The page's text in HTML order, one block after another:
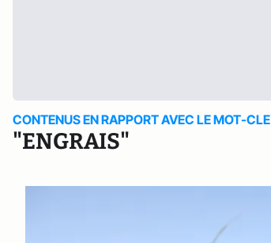
CONTENUS EN RAPPORT AVEC LE MOT-CLE
"ENGRAIS"